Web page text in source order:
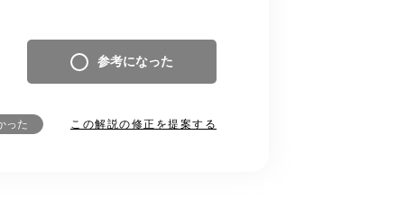
参考になった
った この解説の修正を提案する